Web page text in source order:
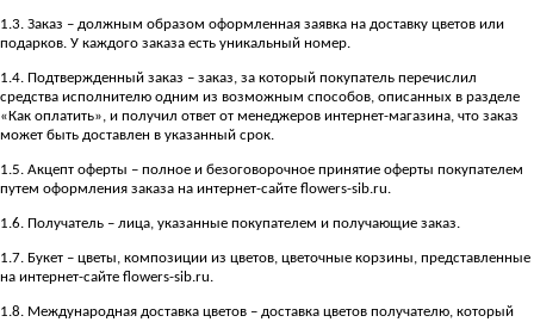
1.3. Заказ – должным образом оформленная заявка на доставку цветов или
подарков. У каждого заказа есть уникальный номер.
1.4. Подтвержденный заказ – заказ, за который покупатель перечислил
средства исполнителю одним из возможным способов, описанных в разделе
«Как оплатить», и получил ответ от менеджеров интернет-магазина, что заказ
может быть доставлен в указанный срок.
1.5. Акцепт оферты – полное и безоговорочное принятие оферты покупателем
путем оформления заказа на интернет-сайте flowers-sib.ru.
1.6. Получатель – лица, указанные покупателем и получающие заказ.
1.7. Букет – цветы, композиции из цветов, цветочные корзины, представленные
на интернет-сайте flowers-sib.ru.
1.8. Международная доставка цветов – доставка цветов получателю, который